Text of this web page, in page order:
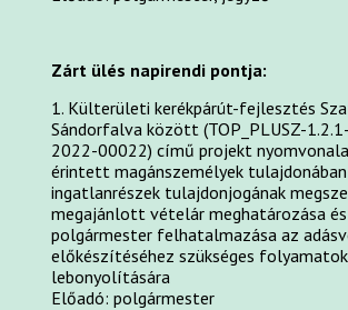
Zárt ülés napirendi pontja:
1. Külterületi kerékpárút-fejlesztés
Sándorfalva között (TOP_PLUSZ-
2022-00022) című projekt
érintett magánszemélyek
ingatlanrészek tulajdonjogának
megajánlott vételár meghatározása
polgármester felhatalmazása az
előkészítéséhez szükséges folyamatok
lebonyolítására
Előadó: polgármester